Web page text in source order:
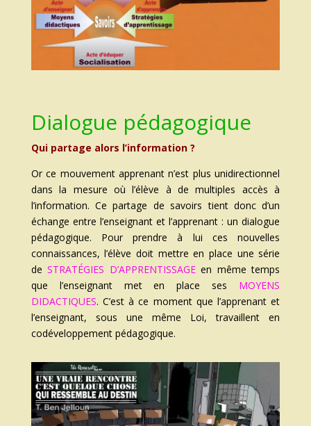
Dialogue pédagogique
Qui partage alors l’information ?
Or ce mouvement apprenant n’est plus unidirectionnel
dans la mesure où l’élève à de multiples accès à
l’information. Ce partage de savoirs tient donc d’un
échange entre l’enseignant et l’apprenant : un dialogue
pédagogique. Pour prendre à lui ces nouvelles
connaissances, l’élève doit mettre en place une série
deSTRATÉGIES D’APPRENTISSAGEen même temps
que l’enseignant met en place ses MOYENS
DIDACTIQUES. C’est à ce moment que l’apprenant et
l’enseignant, sous une même Loi, travaillent en
codéveloppement pédagogique.